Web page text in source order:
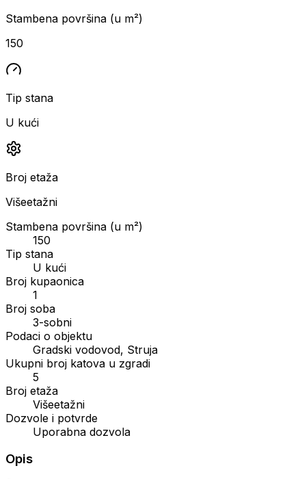
Stambena površina (u m²)
150
Tip stana
U kući
Broj etaža
Višeetažni
Stambena površina (u m²)
150
Tip stana
U kući
Broj kupaonica
1
Broj soba
3-sobni
Podaci o objektu
Gradski vodovod, Struja
Ukupni broj katova u zgradi
5
Broj etaža
Višeetažni
Dozvole i potvrde
Uporabna dozvola
Opis